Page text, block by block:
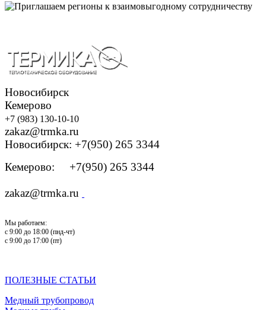
Новосибирск
Кемерово
+7 (983) 130-10-10
zakaz@trmka.ru
Новосибирск: +7(950) 265 3344
Кемерово: +7(950) 265 3344
zakaz@trmka.ru
Мы работаем:
с 9:00 до 18:00 (пнд-чт)
с 9:00 до 17:00 (пт)
ПОЛЕЗНЫЕ СТАТЬИ
Медный трубопровод